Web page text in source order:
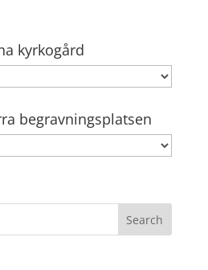
kyrkogård
begravningsplatsen